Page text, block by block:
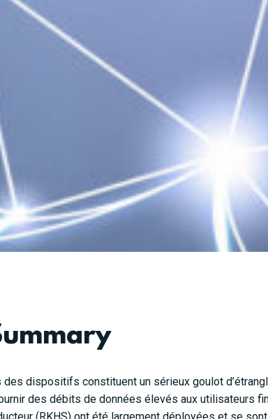
dispositifs constituent un sérieux goulot
des débits de données élevés aux utilisateurs